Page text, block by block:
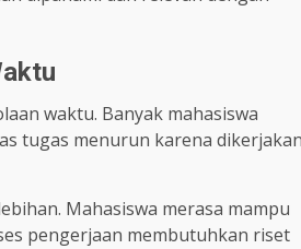
waktu. Banyak mahasiswa
tugas menurun karena
Mahasiswa merasa mampu
pengerjaan membutuhkan riset